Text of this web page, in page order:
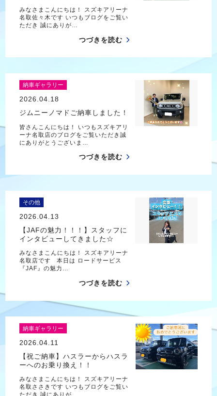
みなさまこんにちは！ スズキアリーナ
名取佐々木です いつもブログをご覧い
ただき 誠にありが…
つづきを読む
納車ギャラリー
2026.04.18
ジムニーノマドご納車しました！
皆さんこんにちは！ いつもスズキアリ
ーナ名取店のブログをご覧いただき誠
にありがとうございま…
つづきを読む
その他
2026.04.13
【JAFの魅力！！！】スタッフに
インタビューしてきました☆
みなさまこんにちは！ スズキアリーナ
名取店です 本日は ロードサービス
『JAF』の魅力…
つづきを読む
納車ギャラリー
2026.04.11
【祝ご納車】ハスラーからハスラ
ーへのお乗り換え！！
みなさまこんにちは！ スズキアリーナ
名取ささきです いつもブログをご覧い